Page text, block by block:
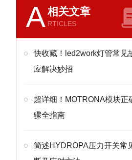
A相关文章
RTICLES
快收藏！led2work灯管常见
应解决妙招
超详细！MOTRONA模块正
骤全指南
简述HYDROPA压力开关常